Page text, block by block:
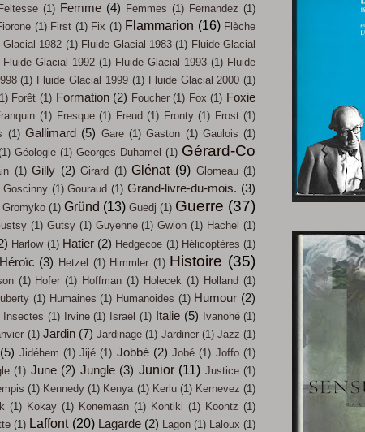
(1) Femme (4) Femmes (1) Fernandez (1)
(1) First (1) Fix (1) Flammarion (16) Flèche
Glacial 1982 (1) Fluide Glacial 1983 (1) Fluide Glacial
Fluide Glacial 1992 (1) Fluide Glacial 1993 (1) Fluide
(1) Fluide Glacial 1999 (1) Fluide Glacial 2000 (1)
Forêt (1) Formation (2) Foucher (1) Fox (1) Foxie
(1) Fresque (1) Freud (1) Fronty (1) Frost (1)
(1) Gallimard (5) Gare (1) Gaston (1) Gaulois (1)
Géologie (1) Georges Duhamel (1) Gérard-Co
(1) Gilly (2) Girard (1) Glénat (9) Glomeau (1)
Goscinny (1) Gouraud (1) Grand-livre-du-mois. (3)
Gromyko (1) Gründ (13) Guedj (1) Guerre (37)
(1) Gutsy (1) Guyenne (1) Gwion (1) Hachel (1)
Harlow (1) Hatier (2) Hedgecoe (1) Hélicoptères (1)
Héroïc (3) Hetzel (1) Himmler (1) Histoire (35)
(1) Hofer (1) Hoffman (1) Holecek (1) Holland (1)
(1) Humaines (1) Humanoides (1) Humour (2)
Insectes (1) Irvine (1) Israël (1) Italie (5) Ivanohé (1)
(1) Jardin (7) Jardinage (1) Jardiner (1) Jazz (1)
(5) Jidéhem (1) Jijé (1) Jobbé (2) Jobé (1) Joffo (1)
(1) June (2) Jungle (3) Junior (11) Justice (1)
(1) Kennedy (1) Kenya (1) Kerlu (1) Kernevez (1)
(1) Kokay (1) Konemaan (1) Kontiki (1) Koontz (1)
(1) Laffont (20) Lagarde (2) Lagon (1) Laloux (1)